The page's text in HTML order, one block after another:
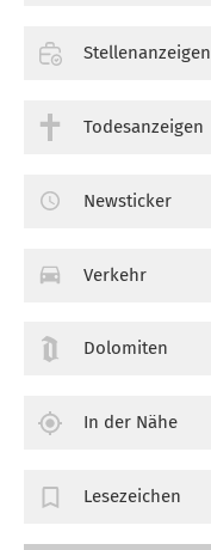
Stellenanzeigen
Todesanzeigen
Newsticker
Verkehr
Dolomiten
In der Nähe
Lesezeichen